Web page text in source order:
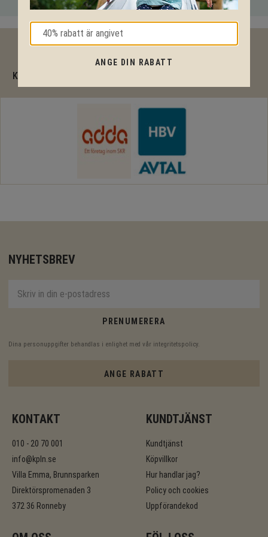
40% rabatt
KPLN Design är en komplett RAM-avtalsleverantör
NYHETSBREV
PRENUMERERA
Dina personuppgifter behandlas i enlighet med vår integritetspolicy
ANGE RABATT
KONTAKT
010 - 20 70 001
info@kpln.se
Villa Emma, Brunnsparken
Direktörspromenaden 3
372 36 Ronneby
KUNDTJÄNST
Kundtjänst
Köpvillkor
Hur handlar jag?
Policy och cookies
Uppförandekod
ANGE DIN RABATT